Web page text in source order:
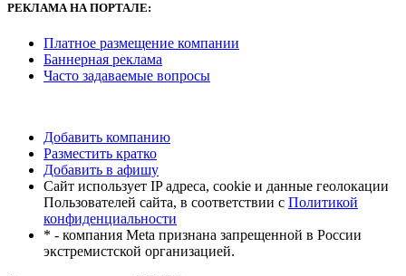
РЕКЛАМАНА ПОРТАЛЕ:
Платное размещение компании
Баннерная реклама
Часто задаваемые вопросы
Добавить компанию
Разместить кратко
Добавить в афишу
Сайт использует IP адреса, cookie и данные геолокации
Пользователей сайта, в соответствии с Политикой
конфиденциальности
* - компания Meta признана запрещенной в России
экстремистской организацией.